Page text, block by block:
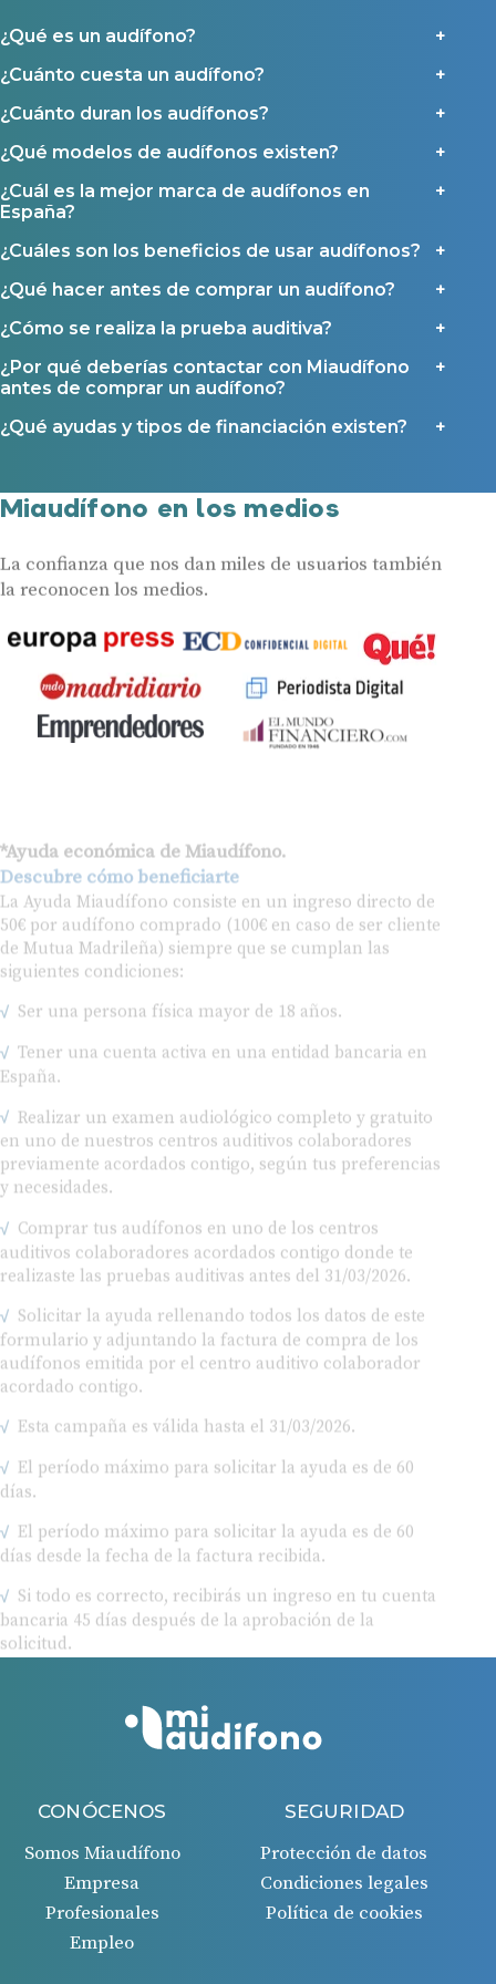
¿Qué es un audífono?
¿Cuánto cuesta un audífono?
¿Cuánto duran los audífonos?
¿Qué modelos de audífonos existen?
¿Cuál es la mejor marca de audífonos en
España?
¿Cuáles son los beneficios de usar audífonos?
¿Qué hacer antes de comprar un audífono?
¿Cómo se realiza la prueba auditiva?
¿Por qué deberías contactar con Miaudífono
antes de comprar un audífono?
¿Qué ayudas y tipos de financiación existen?
Miaudífono en los medios
La confianza que nos dan miles de usuarios también
la reconocen los medios.
Descubre cómo beneficiarte
La Ayuda Miaudífono consiste en un ingreso directo de
50€ por audífono comprado (100€ en caso de ser cliente
de Mutua Madrileña) siempre que se cumplan las
siguientes condiciones:
Ser una persona física mayor de 18 años.
Tener una cuenta activa en una entidad bancaria en
España.
Realizar un examen audiológico completo y gratuito
en uno de nuestros centros auditivos colaboradores
previamente acordados contigo, según tus preferencias
y necesidades.
Comprar tus audífonos en uno de los centros
auditivos colaboradores acordados contigo donde te
realizaste las pruebas auditivas antes del 31/03/2026.
Solicitar la ayuda rellenando todos los datos de este
formulario y adjuntando la factura de compra de los
audífonos emitida por el centro auditivo colaborador
acordado contigo.
Esta campaña es válida hasta el 31/03/2026.
El período máximo para solicitar la ayuda es de 60
días.
El período máximo para solicitar la ayuda es de 60
días desde la fecha de la factura recibida.
Si todo es correcto, recibirás un ingreso en tu cuenta
bancaria 45 días después de la aprobación de la
solicitud.
CONÓCENOS
Somos Miaudífono
Empresa
Profesionales
Empleo
SEGURIDAD
Protección de datos
Condiciones legales
Política de cookies
Ayudas y subvenciones en Asturias
Contacto